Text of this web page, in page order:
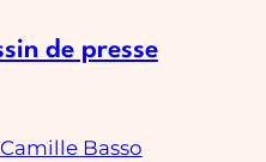
de presse
Camille Basso